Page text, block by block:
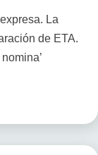
La
de ETA.